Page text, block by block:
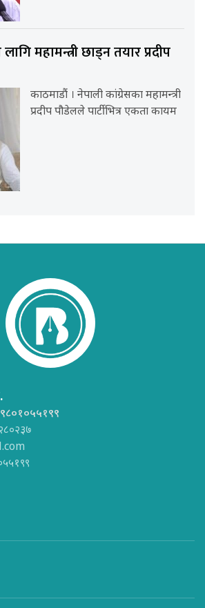
महामन्त्री छाड्न तयार प्रदीप
काठमाडौं । नेपाली कांग्रेसका महामन्त्री
प्रदीप पौडेलले पार्टीभित्र एकता कायम